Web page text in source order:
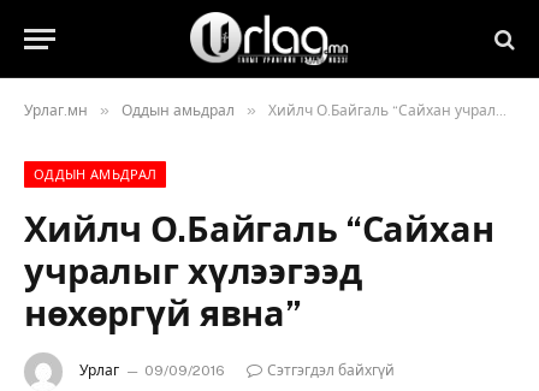
Урлаг.мн » Оддын амьдрал » Хийлч О.Байгаль “Сайхан учралыг хүлээгээд нөхөргүй явна”
ОДДЫН АМЬДРАЛ
Хийлч О.Байгаль “Сайхан
учралыг хүлээгээд
нөхөргүй явна”
Урлаг 09/09/2016
Сэтгэгдэл байхгүй